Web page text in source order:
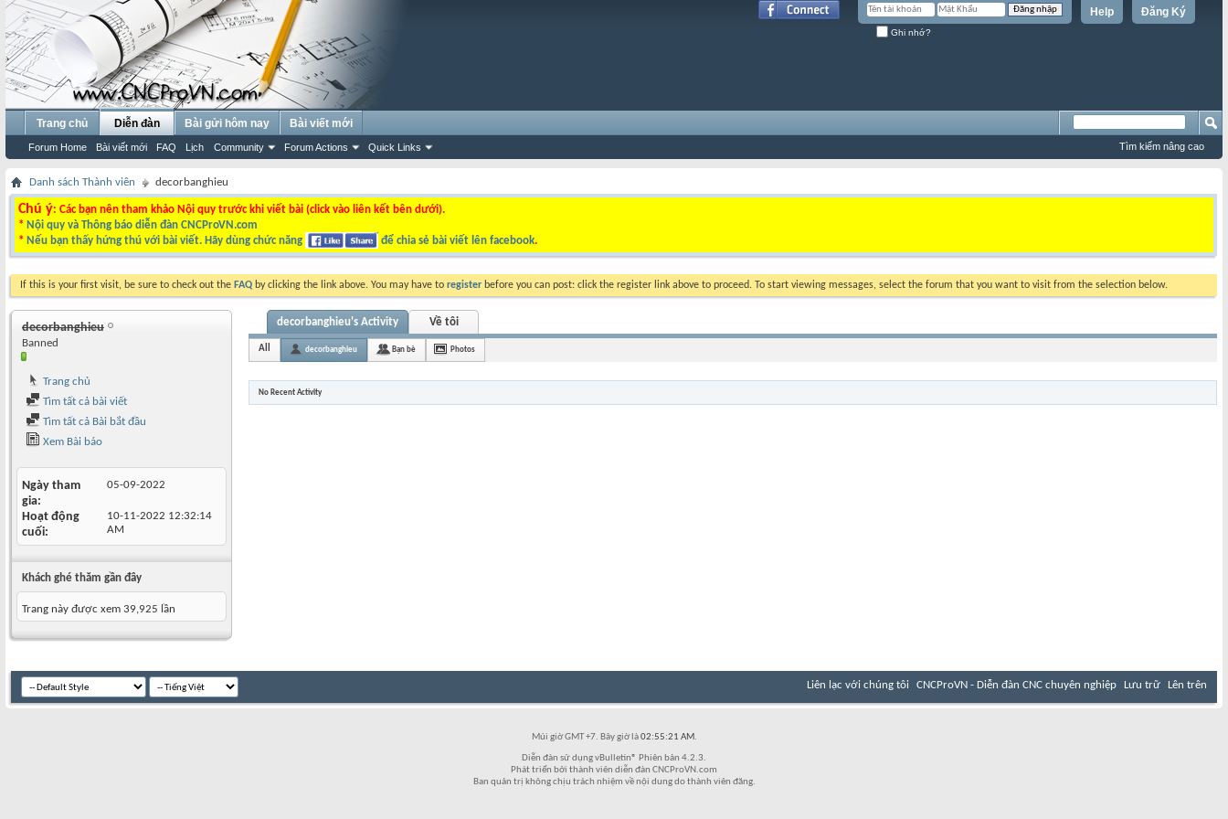
Đăng Ký
Help
Ghi nhớ?
Trang chủ Diễn đàn
Forum Home Bài viết mới FAQ Lịch Community Forum Actions Quick Links
Bài gửi hôm nay Bài viết mới
Tìm kiếm nâng cao
Danh sách Thành viên decorbanghieu
Chú ý: Các bạn nên tham khảo Nội quy trước khi viết bài (click vào liên kết bên dưới).
* Nội quy và Thông báo diễn đàn CNCProVN.com
* Nếu bạn thấy hứng thú với bài viết. Hãy dùng chức năng để chia sẻ bài viết lên facebook.
If this is your first visit, be sure to check out the FAQ by clicking the link above. You may have to register before you can post: click the register link above to proceed. To start viewing messages, select the forum that you want to visit from the selection below.
decorbanghieu
Banned
Trang chủ
Tìm tất cả bài viết
Tìm tất cả Bài bắt đầu
Xem Bài báo
Ngày tham
gia
05-09-2022
Hoạt động
cuối
10-11-2022 12:32:14
AM
Khách ghé thăm gần đây
Trang này được xem 39,925 lần
decorbanghieu's Activity Về tôi
All decorbanghieu Bạn bè Photos
No Recent Activity
Liên lạc với chúng tôi CNCProVN - Diễn đàn CNC chuyên nghiệp Lưu trữ Lên trên
Múi giờ GMT +7. Bây giờ là02:55:21 AM.
Diễn đàn sử dụng vBulletin® Phiên bản 4.2.3.
Phát triển bởi thành viên diễn đàn CNCProVN.com
Ban quản trị không chịu trách nhiệm về nội dung do thành viên đăng.